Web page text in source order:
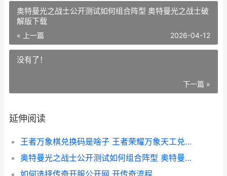
奥特曼光之战士公开测试如何组合阵型 奥特曼光之战士破
解版下载
« 上一篇 2026-04-12
没有了！
下一篇 »
延伸阅读
王者万象棋兑换码是啥子 王者荣耀万象天工兑换商店
奥特曼光之战士公开测试如何组合阵型 奥特曼光之战士破解版下载
如何选择传奇开服公开网 开传奇流程